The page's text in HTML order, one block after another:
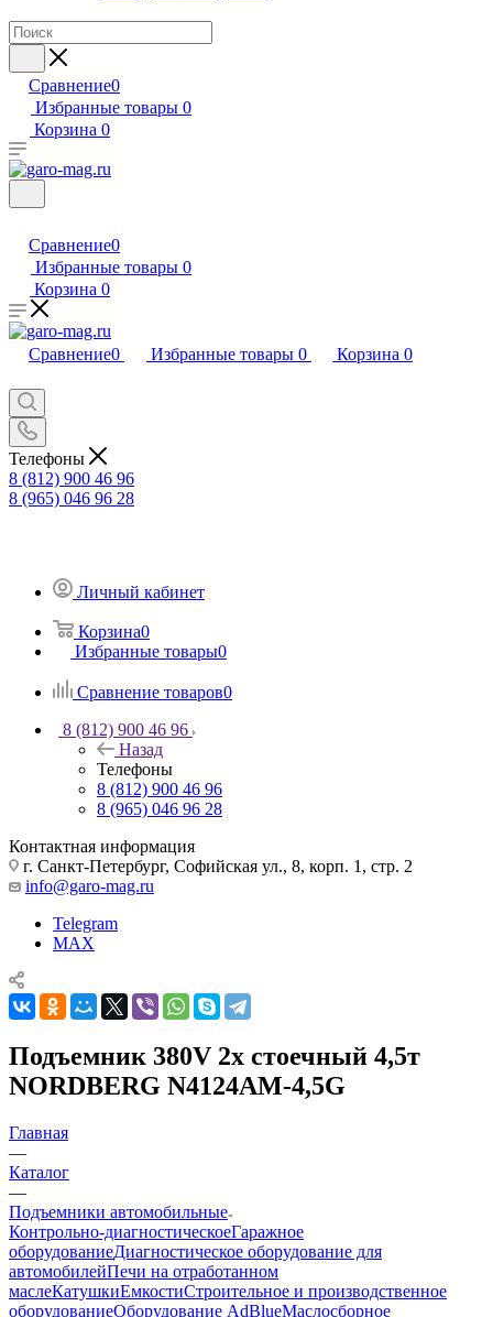
Сравнение0
Избранные товары 0
Корзина 0
Сравнение0
Избранные товары 0
Корзина 0
Сравнение0 Избранные товары 0 Корзина 0
Телефоны
8 (812) 900 46 96
8 (965) 046 96 28
Личный кабинет
Корзина0
Избранные товары0
Сравнение товаров0
8 (812) 900 46 96
Назад
Телефоны
8 (812) 900 46 96
8 (965) 046 96 28
Контактная информация
г. Санкт-Петербург, Софийская ул., 8, корп. 1, стр. 2
info@garo-mag.ru
Telegram
MAX
Подъемник 380V 2х стоечный 4,5т
NORDBERG N4124AM-4,5G
Главная
—
Каталог
—
Подъемники автомобильные
Контрольно-диагностическоеГаражное
оборудованиеДиагностическое оборудование для
автомобилейПечи на отработанном
маслеКатушкиЕмкостиСтроительное и производственное
оборудованиеОборудование AdBlueМаслосборное